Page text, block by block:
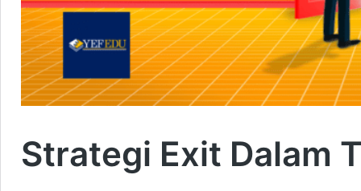
Strategi Exit Dalam